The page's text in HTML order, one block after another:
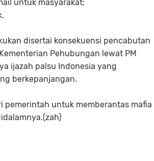
untuk masyarakat;
disertai konsekuensi pencabutan
Pehubungan lewat PM
ijazah palsu Indonesia yang
berkepanjangan.
pemerintah untuk memberantas mafia